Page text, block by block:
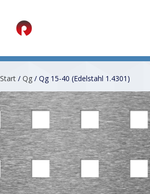
Start / Qg / Qg 15-40 (Edelstahl 1.4301)